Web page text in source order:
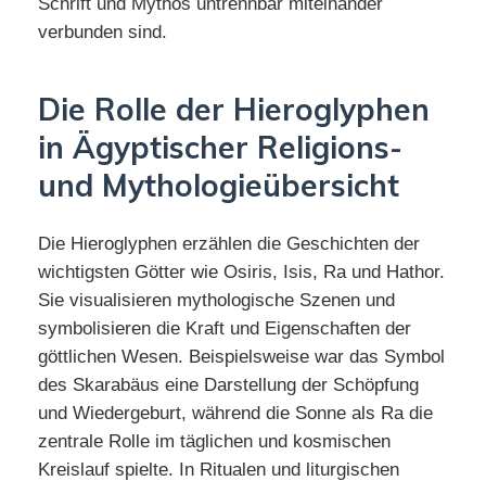
Schrift und Mythos untrennbar miteinander
verbunden sind.
Die Rolle der Hieroglyphen
in Ägyptischer Religions-
und Mythologieübersicht
Die Hieroglyphen erzählen die Geschichten der
wichtigsten Götter wie Osiris, Isis, Ra und Hathor.
Sie visualisieren mythologische Szenen und
symbolisieren die Kraft und Eigenschaften der
göttlichen Wesen. Beispielsweise war das Symbol
des Skarabäus eine Darstellung der Schöpfung
und Wiedergeburt, während die Sonne als Ra die
zentrale Rolle im täglichen und kosmischen
Kreislauf spielte. In Ritualen und liturgischen